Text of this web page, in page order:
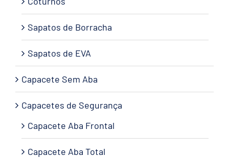
Sapatos de Borracha
Sapatos de EVA
Capacete Sem Aba
Capacetes de Segurança
Capacete Aba Frontal
Capacete Aba Total